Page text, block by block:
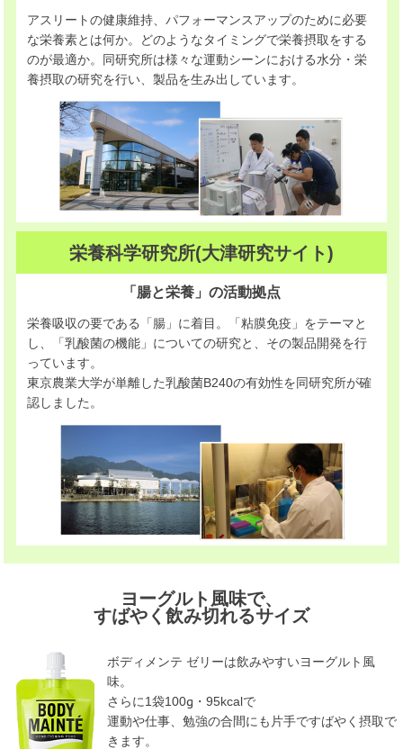
アスリートの健康維持、パフォーマンスアップのために必要
な栄養素とは何か。どのようなタイミングで栄養摂取をする
のが最適か。同研究所は様々な運動シーンにおける水分・栄
養摂取の研究を行い、製品を生み出しています。
栄養科学研究所(大津研究サイト)
「腸と栄養」の活動拠点
栄養吸収の要である「腸」に着目。「粘膜免疫」をテーマと
し、「乳酸菌の機能」についての研究と、その製品開発を行
っています。
東京農業大学が単離した乳酸菌B240の有効性を同研究所が確
認しました。
ヨーグルト風味で、
すばやく飲み切れるサイズ
ボディメンテ ゼリーは飲みやすいヨーグルト風
味。
さらに1袋100g・95kcalで
運動や仕事、勉強の合間にも片手ですばやく摂取で
きます。